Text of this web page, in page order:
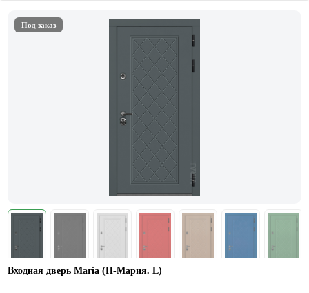
Под заказ
Входная дверь Maria (П-Мария. L)